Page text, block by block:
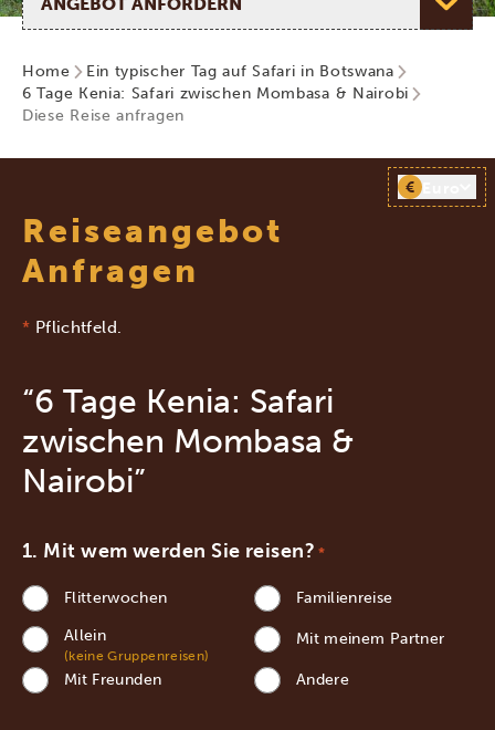
Home
Ein typischer Tag auf Safari in Botswana
6 Tage Kenia: Safari zwischen Mombasa & Nairobi
Diese Reise anfragen
Reiseangebot
Anfragen
€
* Pflichtfeld.
“6 Tage Kenia: Safari
zwischen Mombasa &
Nairobi”
Mit wem werden Sie reisen? *
Flitterwochen
Familienreise
Allein
(keine Gruppenreisen)
Mit meinem Partner
Mit Freunden Andere